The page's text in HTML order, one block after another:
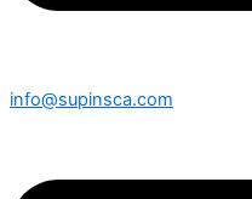
info@supinsca.com